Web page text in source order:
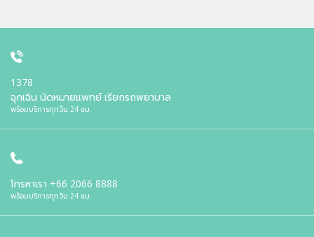
1378
ฉุกเฉิน นัดหมายแพทย์ เรียกรถพยาบาล
พร้อมบริการทุกวัน 24 ชม.
โทรหาเรา +66 2066 8888
พร้อมบริการทุกวัน 24 ชม.